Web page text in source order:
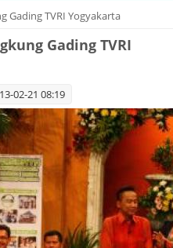
Gading TVRI Yogyakarta
Gading TVRI
02-21 08:19